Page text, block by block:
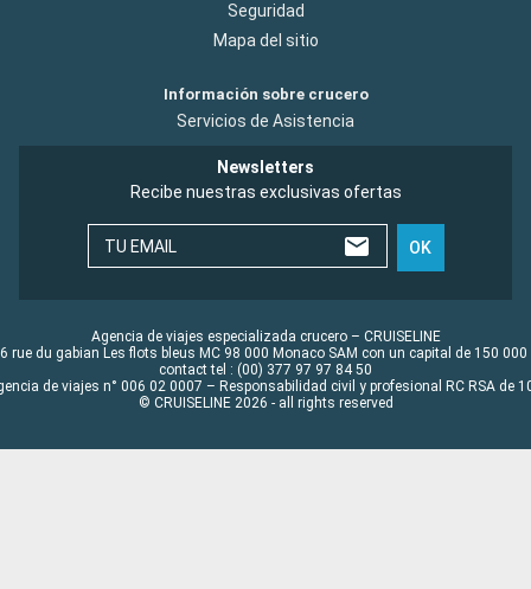
Seguridad
Mapa del sitio
Información sobre crucero
Servicios de Asistencia
Newsletters
Recibe nuestras exclusivas ofertas
TU EMAIL OK
Agencia de viajes especializada crucero – CRUISELINE
rue du gabian Les flots bleus MC 98 000 Monaco SAM con un capital de 150 000
contact tel : (00) 377 97 97 84 50
de viajes n° 006 02 0007 – Responsabilidad civil y profesional RC RSA de
© CRUISELINE 2026 - all rights reserved